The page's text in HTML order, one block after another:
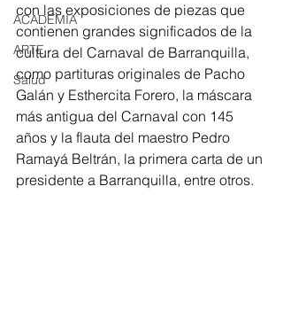
ACADEMIA
ARTE
Salud
con las exposiciones de piezas que
contienen grandes significados de la
cultura del Carnaval de Barranquilla,
como partituras originales de Pacho
Galán y Esthercita Forero, la máscara
más antigua del Carnaval con 145
años y la flauta del maestro Pedro
Ramayá Beltrán, la primera carta de un
presidente a Barranquilla, entre otros.